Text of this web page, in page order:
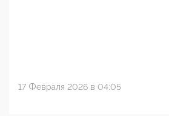
17 Февраля 2026 в 04:05